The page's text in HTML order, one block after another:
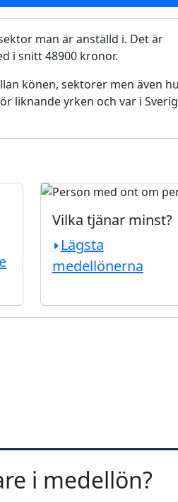
man är anställd i. Det är
i snitt 48900 kronor.
könen, sektorer men även
liknande yrken och var i
Vilka tjänar minst?
Lägsta
medellönerna
i medellön?